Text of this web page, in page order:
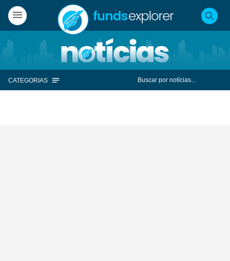
CATEGORIAS